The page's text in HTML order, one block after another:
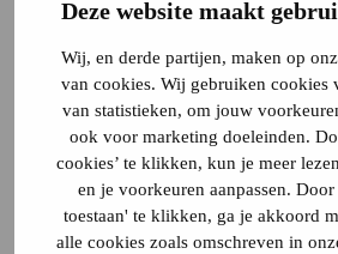
Deze website maakt
Wij, en derde partijen, maken op
van cookies. Wij gebruiken cookies
van statistieken, om jouw
ook voor marketing doeleinden.
cookies’ te klikken, kun je meer
en je voorkeuren aanpassen.
toestaan' te klikken, ga je akkoord
alle cookies zoals omschreven in